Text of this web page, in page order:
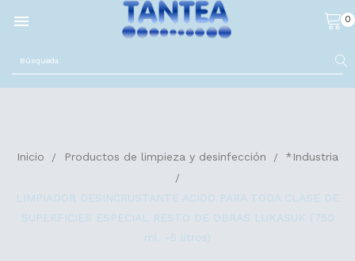
 0
Inicio Productos de limpieza y desinfección *Industria
LIMPIADOR DESINCRUSTANTE ACIDO PARA TODA CLASE DE
SUPERFICIES ESPECIAL RESTO DE OBRAS LUKASUK (750
ml. -5 litros)